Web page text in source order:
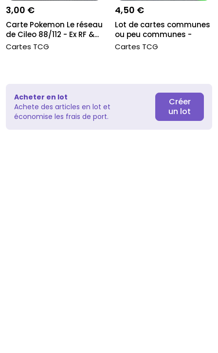
3,00 €
Carte Pokemon Le réseau
de Cileo 88/112 - Ex RF &...
Cartes TCG
4,50 €
Lot de cartes communes
ou peu communes -
EV4.5 Des...
Cartes TCG
Acheter en lot
Achete des articles en lot et
économise les frais de port.
Créer
un lot